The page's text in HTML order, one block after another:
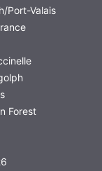
Port-Valais
Forest